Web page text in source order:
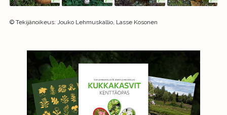
© Tekijänoikeus: Jouko Lehmuskallio, Lasse Kosonen